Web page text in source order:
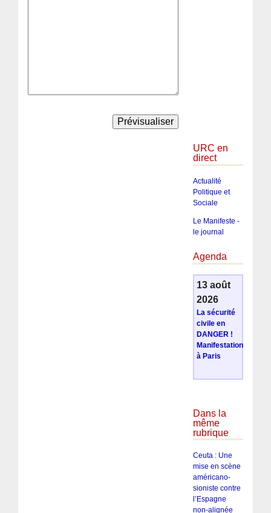
URC en
direct
Actualité
Politique et
Sociale
Le Manifeste -
le journal
Agenda
13 août
2026
La sécurité
civile en
DANGER !
Manifestation
à Paris
Dans la
même
rubrique
Ceuta : Une
mise en scène
américano-
sioniste contre
l’Espagne
non-alignée